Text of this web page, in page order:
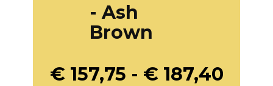
- Ash
Brown
€ 157,75 - € 187,40